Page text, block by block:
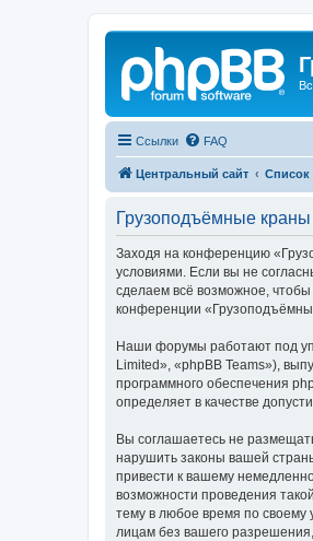
Ссылки FAQ
Центральный сайт
Грузоподъёмные краны
Заходя на конференцию
условиями. Если вы не
сделаем всё возможное,
конференции
Наши форумы работают под
Limited», «phpBB Teams»),
программного обеспечения
определяет в качестве
Вы соглашаетесь не
нарушить законы вашей
привести к вашему
возможности проведения
тему в любое время по своему
лицам без вашего